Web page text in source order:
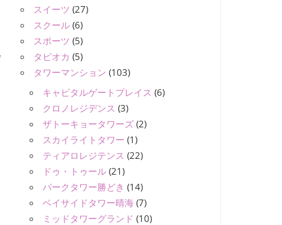
スイーツ (27)
スクール (6)
スポーツ (5)
タピオカ (5)
タワーマンション (103)
キャピタルゲートプレイス (6)
クロノレジデンス (3)
ザトーキョータワーズ (2)
スカイライトタワー (1)
ティアロレジテンス (22)
ドゥ・トゥール (21)
パークタワー勝どき (14)
ベイサイドタワー晴海 (7)
ミッドタワーグランド (10)